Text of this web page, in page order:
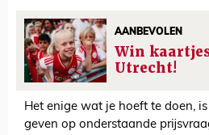
AANBEVOLEN
Win
Utrecht!
Het enige wat je hoeft te doen,
geven op onderstaande